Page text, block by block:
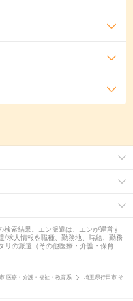
索結果。エン派遣は、エンが運営す
/求人情報を職種、勤務地、時給、勤務
リの派遣（その他医療・介護・保育
医療・介護・福祉・教育系
埼玉県行田市 そ